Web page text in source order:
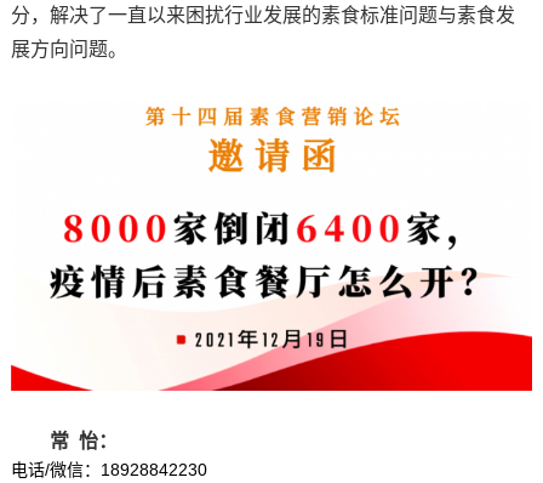
分，解决了一直以来困扰行业发展的素食标准问题与素食发
展方向问题。
常 怡：
电话/微信：18928842230